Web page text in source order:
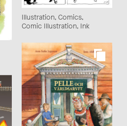
Illustration, Comics,
Comic Illustration, Ink